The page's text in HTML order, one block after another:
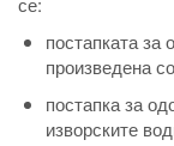
постапката за
произведена
постапка за
изворските